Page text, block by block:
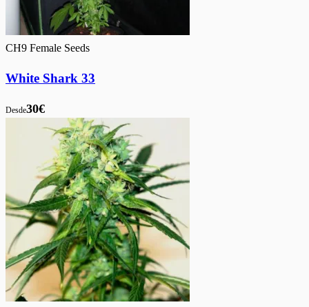
CH9 Female Seeds
White Shark 33
Desde30€